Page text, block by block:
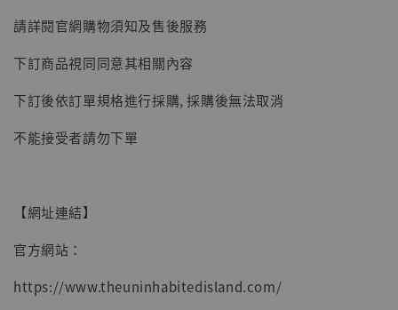
【現貨】BJSTUDIO 1/6系列可動蒐藏人偶 讓
NT$ 4,980
NT$ 5,300
請詳閱官網購物須知及售後服務
下訂商品視同同意其相關內容
下訂後依訂單規格進行採購, 採購後無法取消
不能接受者請勿下單
【網址連結】
官方網站：
https://www.theuninhabitedisland.com/